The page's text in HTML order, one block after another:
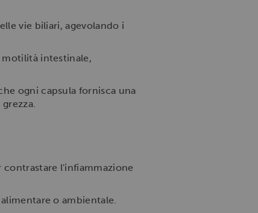
vie biliari, agevolando i
intestinale,
ogni capsula fornisca una
l'infiammazione
o ambientale.